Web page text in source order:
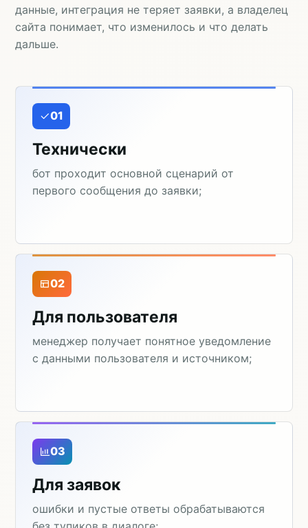
данные, интеграция не теряет заявки, а владелец
сайта понимает, что изменилось и что делать
дальше.
01
Технически
бот проходит основной сценарий от
первого сообщения до заявки;
02
Для пользователя
менеджер получает понятное уведомление
с данными пользователя и источником;
03
Для заявок
ошибки и пустые ответы обрабатываются